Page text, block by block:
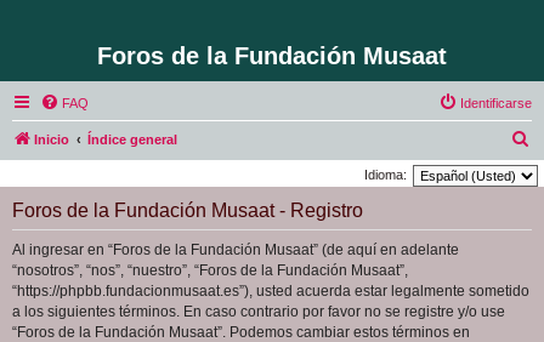
Foros de la Fundación Musaat
FAQ Identificarse
Inicio Índice general
u
Idioma:
Foros de la Fundación Musaat - Registro
Al ingresar en “Foros de la Fundación Musaat” (de aquí en adelante
“nosotros”, “nos”, “nuestro”, “Foros de la Fundación Musaat”,
“https://phpbb.fundacionmusaat.es”), usted acuerda estar legalmente sometido
a los siguientes términos. En caso contrario por favor no se registre y/o use
“Foros de la Fundación Musaat”. Podemos cambiar estos términos en